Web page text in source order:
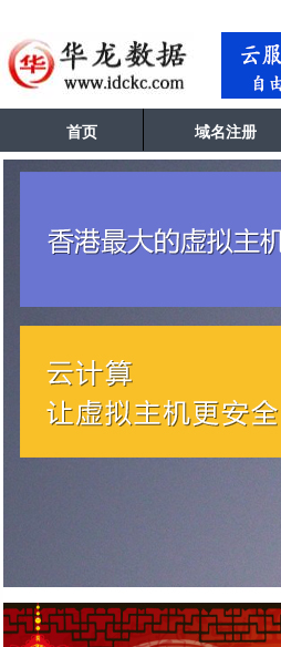
首页 域名注册